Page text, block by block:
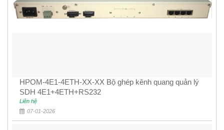
HPOM-4E1-4ETH-XX-XX Bộ ghép kênh quang quản lý
SDH 4E1+4ETH+RS232
Liên hệ
07-01-2026